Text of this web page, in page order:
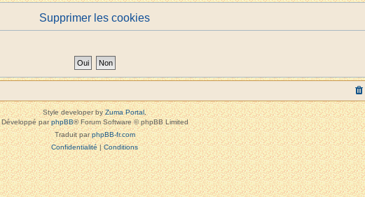
Supprimer les cookies
Style developer byZuma Portal,
Développé parphpBB® Forum Software © phpBB Limited
Traduit parphpBB-fr.com
Confidentialité|Conditions